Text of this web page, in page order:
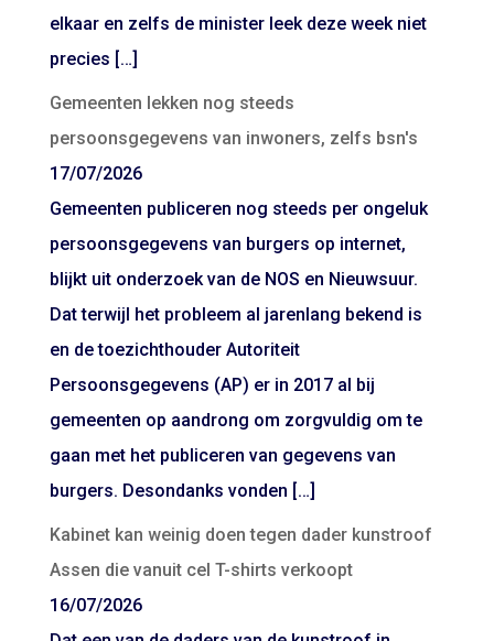
elkaar en zelfs de minister leek deze week niet
precies […]
Gemeenten lekken nog steeds
persoonsgegevens van inwoners, zelfs bsn's
17/07/2026
Gemeenten publiceren nog steeds per ongeluk
persoonsgegevens van burgers op internet,
blijkt uit onderzoek van de NOS en Nieuwsuur.
Dat terwijl het probleem al jarenlang bekend is
en de toezichthouder Autoriteit
Persoonsgegevens (AP) er in 2017 al bij
gemeenten op aandrong om zorgvuldig om te
gaan met het publiceren van gegevens van
burgers. Desondanks vonden […]
Kabinet kan weinig doen tegen dader kunstroof
Assen die vanuit cel T-shirts verkoopt
16/07/2026